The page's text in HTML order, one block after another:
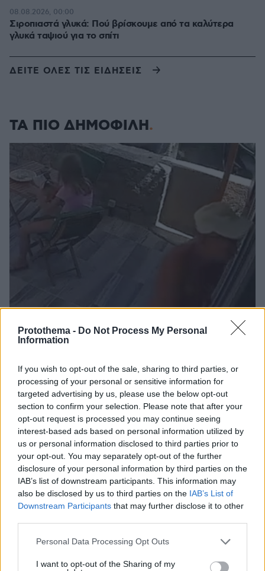
Protothema - Do Not Process My Personal
Information
If you wish to opt-out of the sale, sharing to third parties, or
processing of your personal or sensitive information for
targeted advertising by us, please use the below opt-out
section to confirm your selection. Please note that after your
opt-out request is processed you may continue seeing
interest-based ads based on personal information utilized by
us or personal information disclosed to third parties prior to
your opt-out. You may separately opt-out of the further
disclosure of your personal information by third parties on the
IAB’s list of downstream participants. This information may
also be disclosed by us to third parties on the IAB’s List of
Downstream Participants that may further disclose it to other
Please note that this website/app uses one or more Google
not limited to your visit or usage behaviour. You may click to
Personal Data Processing Opt Outs
I want to opt-out of the Sharing of my
Σιροπιαστά γλυκά: Πού βρίσκουμε από τα καλύτερα
γλυκά ταψιού για το σπίτι
08.08.2026, 00:00
ΔΕΙΤΕ ΟΛΕΣ ΤΙΣ ΕΙΔΗΣΕΙΣ
ΤΑ ΠΙΟ ΔΗΜΟΦΙΛΗ
«Πόσα θέλεις για το κορίτσι;»: Τουρίστας στην
Κρήτη ζητά... τιμή για να ασελγήσει σε ανήλικη, τι
καταγγέλλει ο ιδιοκτήτης επιχείρησης
07.08.2026, 18:22